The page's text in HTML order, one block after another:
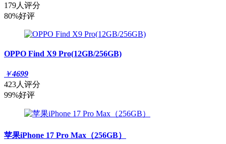
179人评分
80%好评
OPPO Find X9 Pro(12GB/256GB)
￥4699
423人评分
99%好评
苹果iPhone 17 Pro Max（256GB）